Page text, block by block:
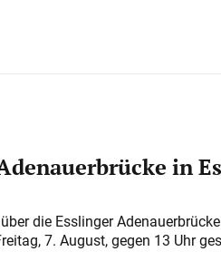
in
die Esslinger
7. August, gegen 13 Uhr